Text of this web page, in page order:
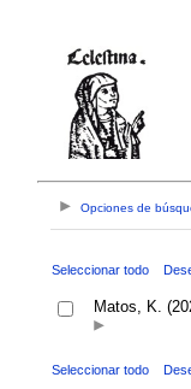
Opciones de
Seleccionar todo
Matos, K.
Seleccionar todo